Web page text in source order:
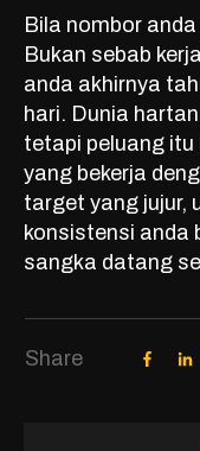
Bila nombor
Bukan sebab
anda akhirnya
hari. Dunia
tetapi peluang itu
yang bekerja
target yang jujur,
konsistensi anda
sangka datang
Share